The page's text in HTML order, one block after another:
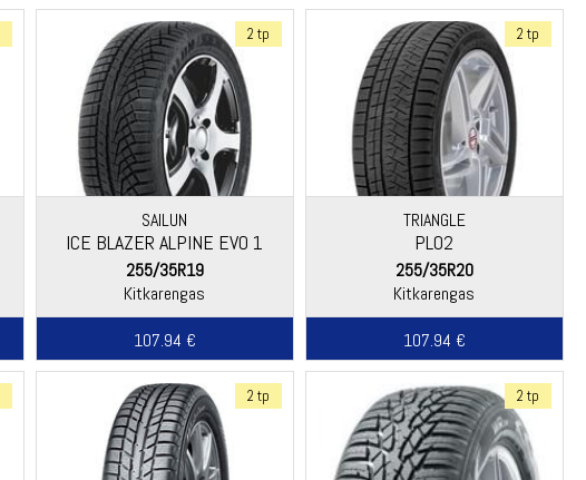
2 tp
SAILUN
ICE BLAZER ALPINE EVO 1
255/35R19
Kitkarengas
107.94 €
2 tp
TRIANGLE
PL02
255/35R20
Kitkarengas
107.94 €
2 tp 2 tp